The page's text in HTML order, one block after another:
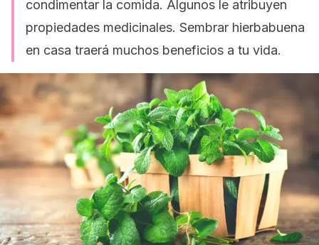
condimentar la comida. Algunos le atribuyen
propiedades medicinales. Sembrar hierbabuena
en casa traerá muchos beneficios a tu vida.